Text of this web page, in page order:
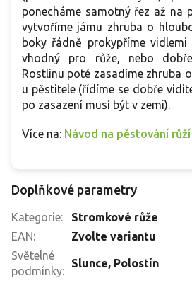
ponecháme samotný řez až na
vytvoříme jámu zhruba o
boky řádně prokypříme
vhodný pro růže, nebo
Rostlinu poté zasadíme zhruba
u pěstitele (řídíme se dobře
po zasazení musí být v zemi).
Více na: Návod na pěstování růží
Doplňkové parametry
Kategorie:
Stromkové růže
EAN:
Zvolte variantu
Světelné
podmínky:
Slunce, Polostín